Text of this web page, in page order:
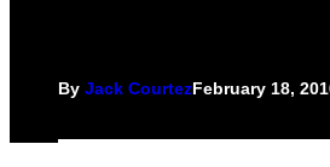
By Jack CourtezFebruary 18,